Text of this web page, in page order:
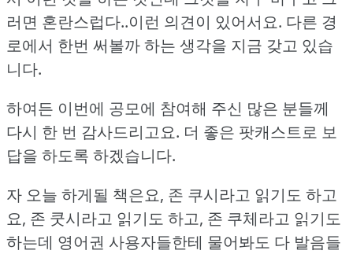
러면 혼란스럽다..이런 의견이 있어서요. 다른 경
로에서 한번 써볼까 하는 생각을 지금 갖고 있습
니다.
하여든 이번에 공모에 참여해 주신 많은 분들께
다시 한 번 감사드리고요. 더 좋은 팟캐스트로 보
답을 하도록 하겠습니다.
자 오늘 하게될 책은요, 존 쿠시라고 읽기도 하고
요, 존 쿳시라고 읽기도 하고, 존 쿠체라고 읽기도
하는데 영어권 사용자들한테 물어봐도 다 발음들